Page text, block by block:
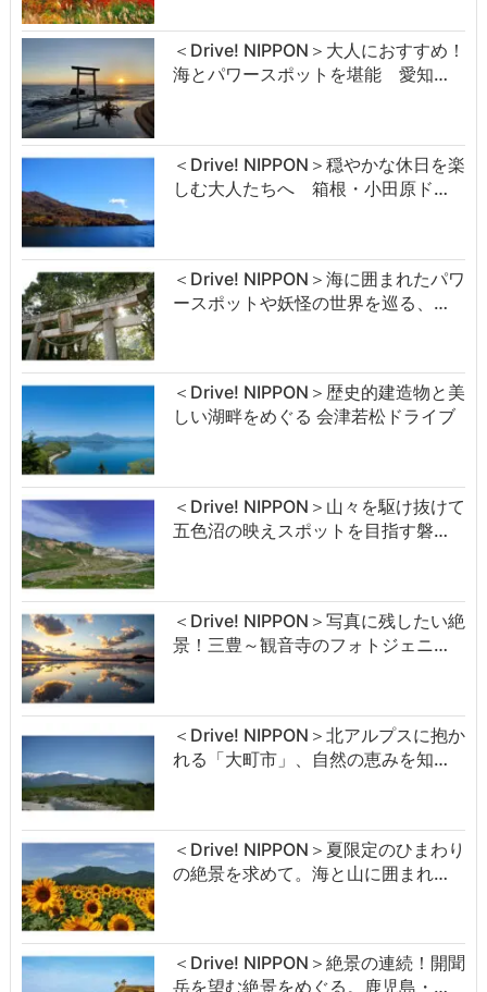
＜Drive! NIPPON＞大人におすすめ！
海とパワースポットを堪能 愛知…
＜Drive! NIPPON＞穏やかな休日を楽
しむ大人たちへ 箱根・小田原ド…
＜Drive! NIPPON＞海に囲まれたパワ
ースポットや妖怪の世界を巡る、…
＜Drive! NIPPON＞歴史的建造物と美
しい湖畔をめぐる 会津若松ドライブ
＜Drive! NIPPON＞山々を駆け抜けて
五色沼の映えスポットを目指す磐…
＜Drive! NIPPON＞写真に残したい絶
景！三豊～観音寺のフォトジェニ…
＜Drive! NIPPON＞北アルプスに抱か
れる「大町市」、自然の恵みを知…
＜Drive! NIPPON＞夏限定のひまわり
の絶景を求めて。海と山に囲まれ…
＜Drive! NIPPON＞絶景の連続！開聞
岳を望む絶景をめぐる。鹿児島・…